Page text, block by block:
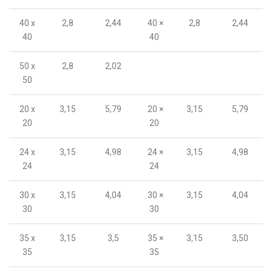
40 x
40
2,8 2,44
40 ×
40
2,8 2,44
50 x
50
2,8 2,02
20 x
20
3,15 5,79
20 ×
20
3,15 5,79
24 x
24
3,15 4,98
24 ×
24
3,15 4,98
30 x
30
3,15 4,04
30 ×
30
3,15 4,04
35 x
35
3,15 3,5
35 ×
35
3,15 3,50